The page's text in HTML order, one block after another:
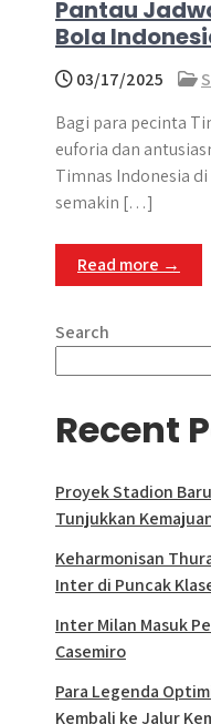
Pantau
Bola
03/17/2025
Bagi para pecinta
euforia dan
Timnas Indonesia
semakin […]
Read more →
Search
Recent
Proyek Stadion
Tunjukkan
Keharmonisan
Inter di Puncak
Inter Milan Masuk
Casemiro
Para Legenda
Kembali ke Jalur